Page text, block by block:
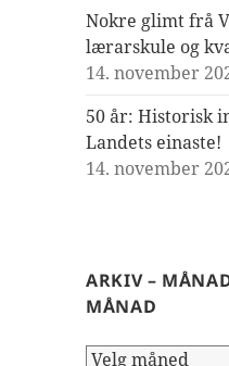
Nokre glimt frå
lærarskule og
14. november
50 år: Historisk
Landets einaste!
14. november
ARKIV –
MÅNAD
Arkiv